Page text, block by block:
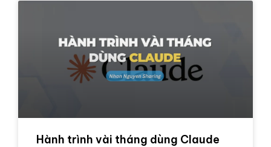
Hành trình vài tháng dùng Claude